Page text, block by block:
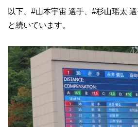
以下、#山本宇宙 選手、#杉山瑶太
と続いています。